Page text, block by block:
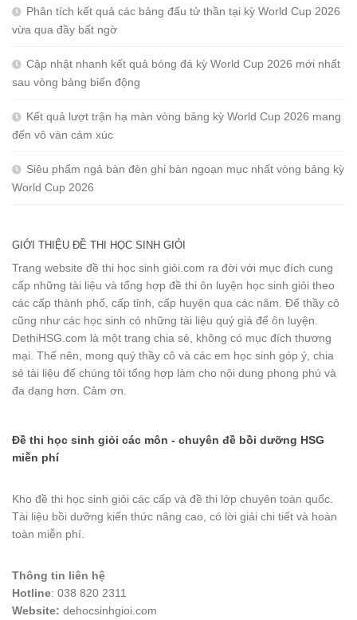
Phân tích kết quả các bảng đấu tử thần tại kỳ World Cup 2026
vừa qua đầy bất ngờ
Cập nhật nhanh kết quả bóng đá kỳ World Cup 2026 mới nhất
sau vòng bảng biến động
Kết quả lượt trận hạ màn vòng bảng kỳ World Cup 2026 mang
đến vô vàn cảm xúc
Siêu phẩm ngả bàn đèn ghi bàn ngoạn mục nhất vòng bảng kỳ
World Cup 2026
GIỚI THIỆU ĐỀ THI HỌC SINH GIỎI
Trang website đề thi học sinh giỏi.com ra đời với mục đích cung
cấp những tài liệu và tổng hợp đề thi ôn luyện học sinh giỏi theo
các cấp thành phố, cấp tỉnh, cấp huyện qua các năm. Để thầy cô
cũng như các học sinh có những tài liệu quý giá để ôn luyện.
DethiHSG.com là một trang chia sẻ, không có mục đích thương
mại. Thế nên, mong quý thầy cô và các em học sinh góp ý, chia
sẻ tài liệu để chúng tôi tổng hợp làm cho nội dung phong phú và
đa dạng hơn. Cảm ơn.
Đề thi học sinh giỏi các môn - chuyên đề bồi dưỡng HSG
miễn phí
Kho đề thi học sinh giỏi các cấp và đề thi lớp chuyên toàn quốc.
Tài liệu bồi dưỡng kiến thức nâng cao, có lời giải chi tiết và hoàn
toàn miễn phí.
Thông tin liên hệ
Hotline: 038 820 2311
Website: dehocsinhgioi.com